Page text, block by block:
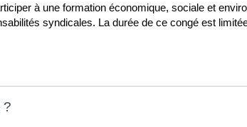
à une formation économique, sociale et
syndicales. La durée de ce congé est
?